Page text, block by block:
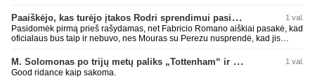
Paaiškėjo, kas turėjo įtakos Rodri sprendimui pasirinkti Barselonos pusę 1 val.
Pasidomėk pirmą prieš rašydamas, net Fabricio Romano aiškiai pasakė, kad
oficialaus bus taip ir nebuvo, nes Mouras su Perezu nusprendė, kad jis
surasti info ar buvo oficialus bid. Atsakymas: Ne, oficialaus raštiško
pasiūlymo (official bid) Madrido „Real“ Mančesterio „City“ klubui už Rodri dar
nepateikė. ​Nors žiniasklaidoje (pvz., The Athletic, Diario AS) garsiai kalbama
M. Solomonas po trijų metų paliks „Tottenham“ ir papildys „West Ham“ klubą 1 val.
Good ridance kaip sakoma.